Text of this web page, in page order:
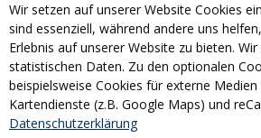
Wir setzen auf unserer Website Cookies
sind essenziell, während andere uns
Erlebnis auf unserer Website zu bieten.
statistischen Daten. Zu den optionalen
beispielsweise Cookies für externe Medien
Kartendienste (z.B. Google Maps) und
Datenschutzerklärung